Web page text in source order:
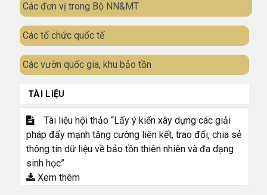
Các đơn vị trong Bộ NN&MT
Các tổ chức quốc tế
Các vườn quốc gia, khu bảo tồn
TÀI LIỆU
Tài liệu hội thảo “Lấy ý kiến xây dựng các giải
pháp đẩy mạnh tăng cường liên kết, trao đổi, chia sẻ
thông tin dữ liệu về bảo tồn thiên nhiên và đa dạng
sinh học”
Xem thêm